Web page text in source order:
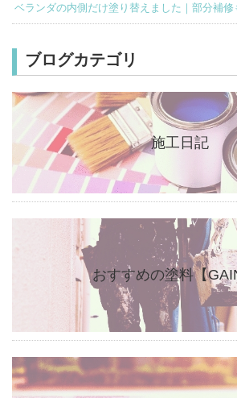
ベランダの内側だけ塗り替えました｜部分補修
ブログカテゴリ
施工日記
おすすめの塗料【